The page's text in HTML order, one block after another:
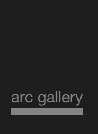
arc gallery